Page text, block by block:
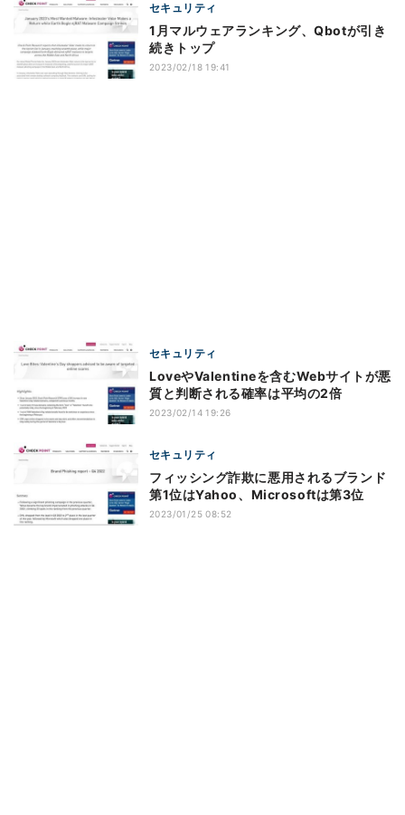
セキュリティ
1月マルウェアランキング、Qbotが引き
続きトップ
2023/02/18 19:41
セキュリティ
LoveやValentineを含むWebサイトが悪
質と判断される確率は平均の2倍
2023/02/14 19:26
セキュリティ
フィッシング詐欺に悪用されるブランド
第1位はYahoo、Microsoftは第3位
2023/01/25 08:52